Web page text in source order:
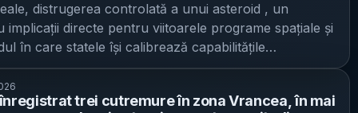
de recombinare ancestrală” Echipa de la UC
o tehnică numită TRACE (TRacking Archaic
via ARG Estimation), care analizează sute de
oamenilor din prezent și reconstruiește conexiunile
dintre segmentele de ADN. Instrumentul-cheie este
recombinare ancestrală” (ARG) — o reconstrucție a
că rămășițele s-ar putea să nu fi fost aduse
argument este că, spre deosebire de alte descoperiri
sedimentele fluviului (recuperate cu dragare), de
că animalul a murit acolo. O ipoteză menționată
relatări SFGate. Contextul: reducerea finanțării și
asupra proiectelor pe termen lung Futurism
în contextul unui program mai amplu de reducere
care a afectat cercetarea științifică din SUA.
că, în inițiative conduse de Department of
Efficiency (instituție descrisă ca fiind între timp
și la 744 de metri de centrul acestuia, depășind
a agenției, care viza o apropiere de 800 de metri
„Rezultatele arată că, în comparație cu toate
din lume care au efectuat misiuni de survol,
cel mai aproape de un asteroid”, a declarat Yuya
JAXA. Recordul anterior ar fi aparținut unei
de Pământ
distrugerea controlată a unui asteroid , un
implicații directe pentru viitoarele programe spațiale și
în care statele își calibrează capabilitățile
în domeniul securității spațiale, potrivit PiataAuto .
de o echipă de ingineri condusă de Li Mingtao ,
doar devierea traiectoriei unui corp ceresc (cum s-a
înregistrat trei cutremure în zona Vrancea, în mai